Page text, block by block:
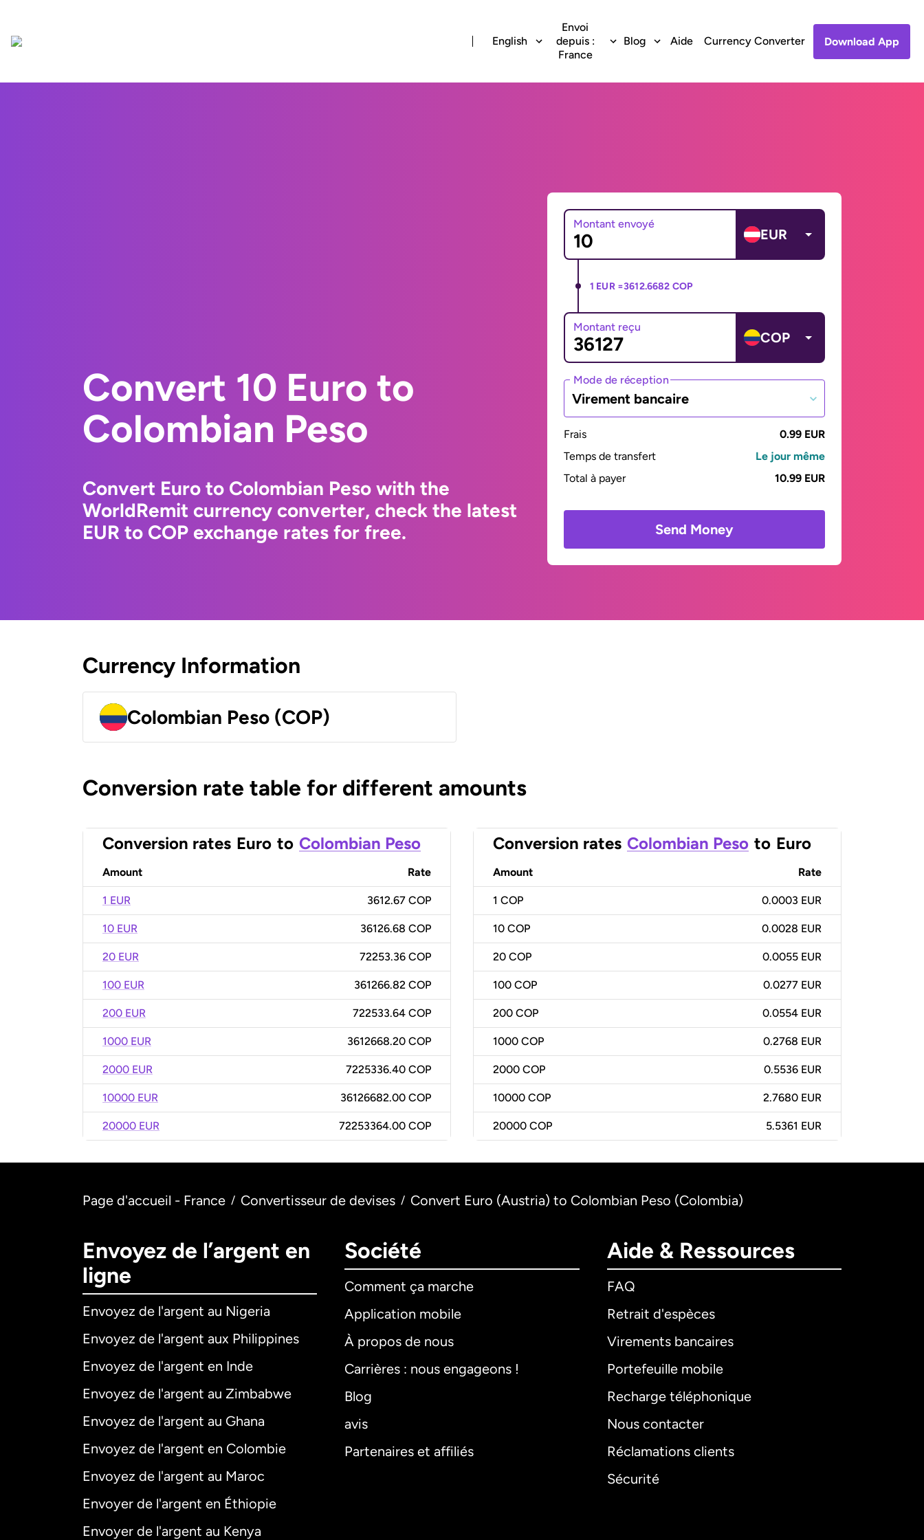
English
Envoi
depuis :
France
Blog Aide Currency Converter Download App
Convert 10 Euro to
Colombian Peso
Convert Euro to Colombian Peso with the
WorldRemit currency converter, check the latest
EUR to COP exchange rates for free.
Montant envoyé
EUR
1 EUR =3612.6682 COP
Montant reçu
COP
Mode de réception
Virement bancaire
Frais
0.99 EUR
Temps de transfert
Le jour même
Total à payer
10.99 EUR
Send Money
Currency Information
Colombian Peso (COP)
Conversion rate table for different amounts
Conversion rates Euro to Colombian Peso
Amount Rate
1 EUR 3612.67 COP
10 EUR 36126.68 COP
20 EUR 72253.36 COP
100 EUR 361266.82 COP
200 EUR 722533.64 COP
1000 EUR 3612668.20 COP
2000 EUR 7225336.40 COP
10000 EUR 36126682.00 COP
20000 EUR 72253364.00 COP
Conversion rates Colombian Peso to Euro
Amount Rate
1 COP 0.0003 EUR
10 COP 0.0028 EUR
20 COP 0.0055 EUR
100 COP 0.0277 EUR
200 COP 0.0554 EUR
1000 COP 0.2768 EUR
2000 COP 0.5536 EUR
10000 COP 2.7680 EUR
20000 COP 5.5361 EUR
Page d'accueil - France / Convertisseur de devises / Convert Euro (Austria) to Colombian Peso (Colombia)
Envoyez de l’argent en
ligne
Envoyez de l'argent au Nigeria
Envoyez de l'argent aux Philippines
Envoyez de l'argent en Inde
Envoyez de l'argent au Zimbabwe
Envoyez de l'argent au Ghana
Envoyez de l'argent en Colombie
Envoyez de l'argent au Maroc
Envoyer de l'argent en Éthiopie
Envoyer de l'argent au Kenya
Société
Comment ça marche
Application mobile
À propos de nous
Carrières : nous engageons !
Blog
avis
Partenaires et affiliés
Aide & Ressources
FAQ
Retrait d'espèces
Virements bancaires
Portefeuille mobile
Recharge téléphonique
Nous contacter
Réclamations clients
Sécurité